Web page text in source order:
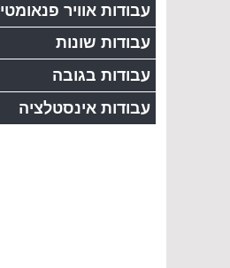
עבודות אוויר פנאומטי
עבודות שונות
עבודות בגובה
עבודות אינסטלציה